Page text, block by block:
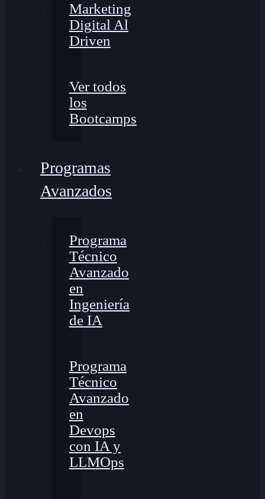
Marketing
Digital Al
Driven
Ver todos
los
Bootcamps
Programas
Avanzados
Programa
Técnico
Avanzado
en
Ingeniería
de IA
Programa
Técnico
Avanzado
en
Devops
con IA y
LLMOps